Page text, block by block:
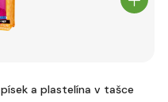
a plastelína v tašce